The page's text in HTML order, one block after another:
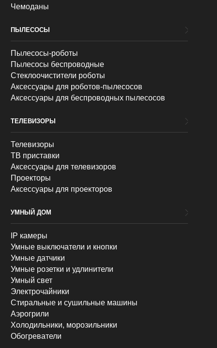
Чемоданы
ПЫЛЕСОСЫ
Пылесосы-роботы
Пылесосы беспроводные
Стеклоочистители роботы
Аксессуары для роботов-пылесосов
Аксессуары для беспроводных пылесосов
ТЕЛЕВИЗОРЫ
Телевизоры
ТВ приставки
Аксессуары для телевизоров
Проекторы
Аксессуары для проекторов
УМНЫЙ ДОМ
IP камеры
Умные выключатели и кнопки
Умные датчики
Умные розетки и удлинители
Умный свет
Электрочайники
Стиральные и сушильные машины
Аэрогрили
Холодильники, морозильники
Обогреватели